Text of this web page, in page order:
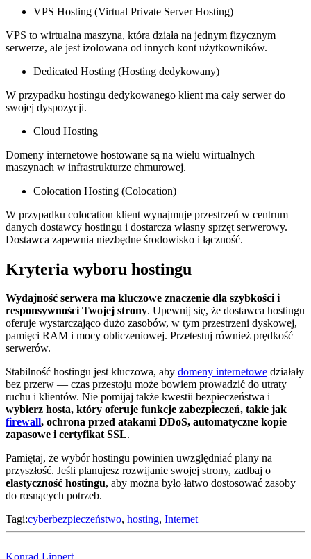
VPS Hosting (Virtual Private Server Hosting)
VPS to wirtualna maszyna, która działa na jednym fizycznym
serwerze, ale jest izolowana od innych kont użytkowników.
Dedicated Hosting (Hosting dedykowany)
W przypadku hostingu dedykowanego klient ma cały serwer do
swojej dyspozycji.
Cloud Hosting
Domeny internetowe hostowane są na wielu wirtualnych
maszynach w infrastrukturze chmurowej.
Colocation Hosting (Colocation)
W przypadku colocation klient wynajmuje przestrzeń w centrum
danych dostawcy hostingu i dostarcza własny sprzęt serwerowy.
Dostawca zapewnia niezbędne środowisko i łączność.
Kryteria wyboru hostingu
Wydajność serwera ma kluczowe znaczenie dla szybkości i
responsywności Twojej strony. Upewnij się, że dostawca hostingu
oferuje wystarczająco dużo zasobów, w tym przestrzeni dyskowej,
pamięci RAM i mocy obliczeniowej. Przetestuj również prędkość
serwerów.
Stabilność hostingu jest kluczowa, aby domeny internetowe działały
bez przerw — czas przestoju może bowiem prowadzić do utraty
ruchu i klientów. Nie pomijaj także kwestii bezpieczeństwa i
wybierz hosta, który oferuje funkcje zabezpieczeń, takie jak
firewall, ochrona przed atakami DDoS, automatyczne kopie
zapasowe i certyfikat SSL.
Pamiętaj, że wybór hostingu powinien uwzględniać plany na
przyszłość. Jeśli planujesz rozwijanie swojej strony, zadbaj o
elastyczność hostingu, aby można było łatwo dostosować zasoby
do rosnących potrzeb.
Tagi:cyberbezpieczeństwo, hosting, Internet